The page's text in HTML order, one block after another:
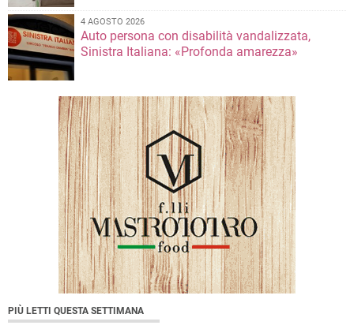
4 AGOSTO 2026
Auto persona con disabilità vandalizzata,
Sinistra Italiana: «Profonda amarezza»
PIÙ LETTI QUESTA SETTIMANA